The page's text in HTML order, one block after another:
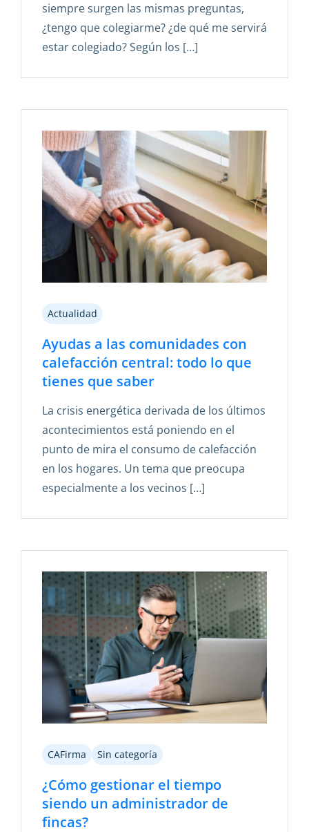
siempre surgen las mismas preguntas,
¿tengo que colegiarme? ¿de qué me servirá
estar colegiado? Según los […]
Actualidad
Ayudas a las comunidades con
calefacción central: todo lo que
tienes que saber
La crisis energética derivada de los últimos
acontecimientos está poniendo en el
punto de mira el consumo de calefacción
en los hogares. Un tema que preocupa
especialmente a los vecinos […]
CAFirma Sin categoría
¿Cómo gestionar el tiempo
siendo un administrador de
fincas?